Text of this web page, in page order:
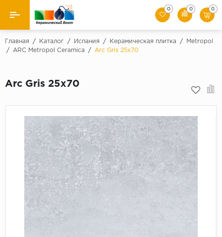
Назад
Керамическая плитка
Мозаики
Искусственный камень
Клинкер
0 0 0
Главная / Каталог / Испания / Керамическая плитка /
Metropol
/
ARC Metropol Ceramica / Arc Gris 25х70
Arc Gris 25х70